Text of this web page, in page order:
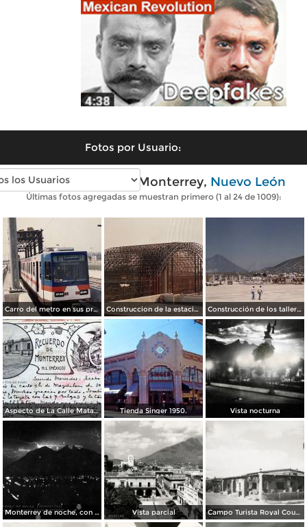
Fotos por Usuario:
Fotos antiguas de Monterrey, Nuevo León
Últimas fotos agregadas se muestran primero (1 al 24 de 1009):
Carro del metro en sus primeras pruebas durante 1990 Construccion de la estacion cuauhtemoc Construcción de los talleres del metro
Aspecto de La Calle Matamoros ( Circulada el 8 de Abril de 1912 ). Tienda Singer 1950. Vista nocturna
Monterrey de noche, con tempestad Vista parcial Campo Turista Royal Courts